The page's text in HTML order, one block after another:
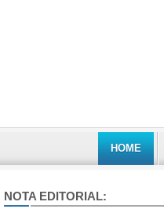
HOME
NOTA EDITORIAL: